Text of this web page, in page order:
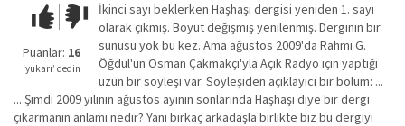
Çok iyi!O
kadar
iyi
değil!
Puanlar: 16
‘yukarı’ dedin
İkinci sayı beklerken Haşhaşi dergisi yeniden 1. sayı
olarak çıkmış. Boyut değişmiş yenilenmiş. Derginin bir
sunusu yok bu kez. Ama ağustos 2009'da Rahmi G.
Öğdül'ün Osman Çakmakçı'yla Açık Radyo için yaptığı
uzun bir söyleşi var. Söyleşiden açıklayıcı bir bölüm: ...
... Şimdi 2009 yılının ağustos ayının sonlarında Haşhaşi diye bir dergi
çıkarmanın anlamı nedir? Yani birkaç arkadaşla birlikte biz bu dergiyi